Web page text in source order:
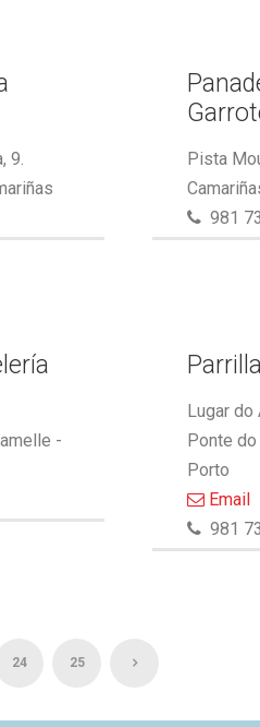
9.
Pista
981
-
Lugar do
Ponte
Porto
Email
981
24 25